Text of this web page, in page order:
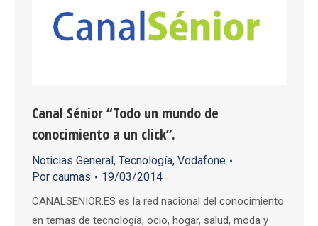
Canal Sénior “Todo un mundo de
conocimiento a un click”.
Noticias General , Tecnología, Vodafone
Por caumas 19/03/2014
CANALSENIOR.ES es la red nacional del conocimiento
en temas de tecnología, ocio, hogar, salud, moda y